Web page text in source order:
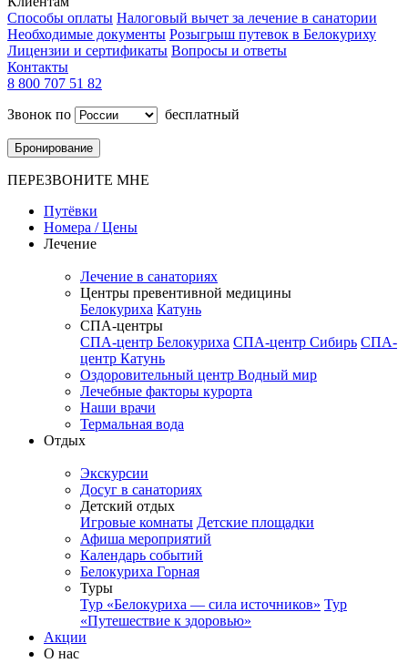
Способы оплаты Налоговый вычет за лечение в санатории
Необходимые документы Розыгрыш путевок в Белокуриху
Лицензии и сертификаты Вопросы и ответы
Контакты
8 800 707 51 82
Звонок по
бесплатный
Бронирование
ПЕРЕЗВОНИТЕ МНЕ
Путёвки
Номера / Цены
Лечение
Лечение в санаториях
Центры превентивной медицины
Белокуриха Катунь
СПА-центры
СПА-центр Белокуриха СПА-центр Сибирь СПА-
центр Катунь
Оздоровительный центр Водный мир
Лечебные факторы курорта
Наши врачи
Термальная вода
Отдых
Экскурсии
Досуг в санаториях
Детский отдых
Игровые комнаты Детские площадки
Афиша мероприятий
Календарь событий
Белокуриха Горная
Туры
Тур «Белокуриха — сила источников» Тур
«Путешествие к здоровью»
Акции
О нас